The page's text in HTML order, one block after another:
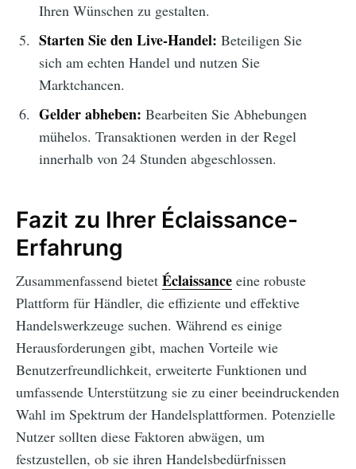
Ihren Wünschen zu gestalten.
Starten Sie den Live-Handel: Beteiligen Sie
sich am echten Handel und nutzen Sie
Marktchancen.
Gelder abheben: Bearbeiten Sie Abhebungen
mühelos. Transaktionen werden in der Regel
innerhalb von 24 Stunden abgeschlossen.
Fazit zu Ihrer Éclaissance-
Erfahrung
Zusammenfassend bietet Éclaissance eine robuste
Plattform für Händler, die effiziente und effektive
Handelswerkzeuge suchen. Während es einige
Herausforderungen gibt, machen Vorteile wie
Benutzerfreundlichkeit, erweiterte Funktionen und
umfassende Unterstützung sie zu einer beeindruckenden
Wahl im Spektrum der Handelsplattformen. Potenzielle
Nutzer sollten diese Faktoren abwägen, um
festzustellen, ob sie ihren Handelsbedürfnissen